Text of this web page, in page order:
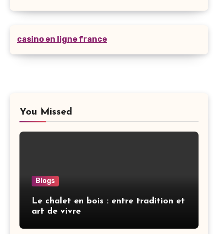
casino en ligne france
You Missed
Blogs
Le chalet en bois : entre tradition et
art de vivre